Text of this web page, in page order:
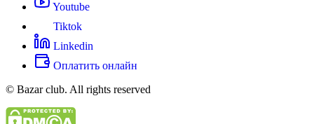
Youtube
Tiktok
Linkedin
Оплатить онлайн
© Bazar club. All rights reserved